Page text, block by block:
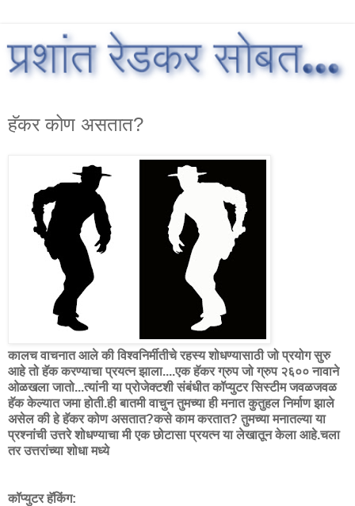
हॅकर कोण असतात?
कालच वाचनात आले की विश्वनिर्मीतीचे रहस्य शोधण्यासाठी जो प्रयोग सुरु
आहे तो हॅक करण्याचा प्रयत्न झाला....एक हॅकर ग्रुप जो ग्रुप २६०० नावाने
ओळखला जातो...त्यांनी या प्रोजेक्टशी संबंधीत कॉप्युटर सिस्टीम जवळजवळ
हॅक केल्यात जमा होती.ही बातमी वाचुन तुमच्या ही मनात कुतुहल निर्माण झाले
असेल की हे हॅकर कोण असतात?कसे काम करतात? तुमच्या मनातल्या या
प्रश्नांची उत्तरे शोधण्याचा मी एक छोटासा प्रयत्न या लेखातून केला आहे.चला
तर उत्तरांच्या शोधा मध्ये
कॉप्युटर हॅकिंग: